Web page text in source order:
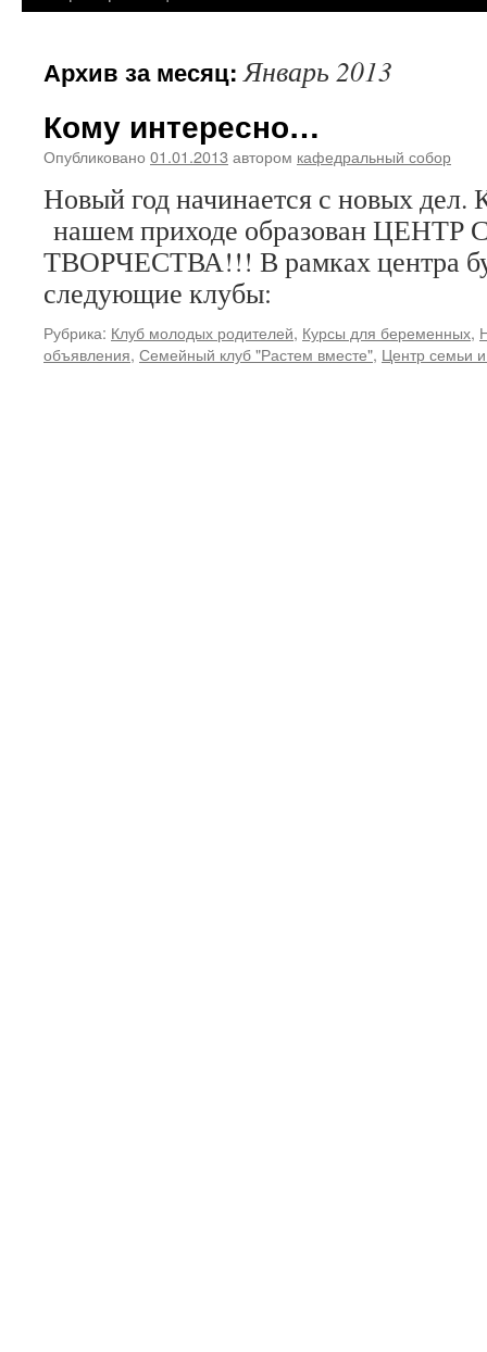
Архив за месяц:Январь 2013
Кому интересно…
Опубликовано 01.01.2013 автором кафедральный собор
Новый год начинается с новых
нашем приходе образован
ТВОРЧЕСТВА!!! В рамках центра
следующие клубы:
Рубрика: Клуб молодых родителей, Курсы для беременных,
объявления, Семейный клуб "Растем вместе", Центр семьи